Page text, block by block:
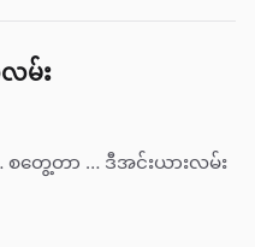
မ်း
စတွေ့တာ … ဒီအင်းယားလမ်း